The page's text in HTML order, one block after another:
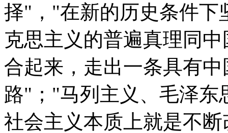
择"，"在新的历史条件下
克思主义的普遍真理同
合起来，走出一条具有
路"；"马列主义、毛泽东
社会主义本质上就是不